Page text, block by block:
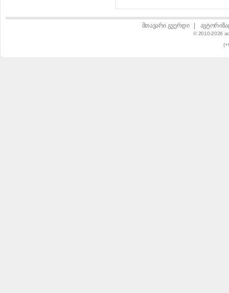
მთავარი გვერდი|
© 2010-2026